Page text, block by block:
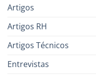
Artigos
Artigos RH
Artigos Técnicos
Entrevistas